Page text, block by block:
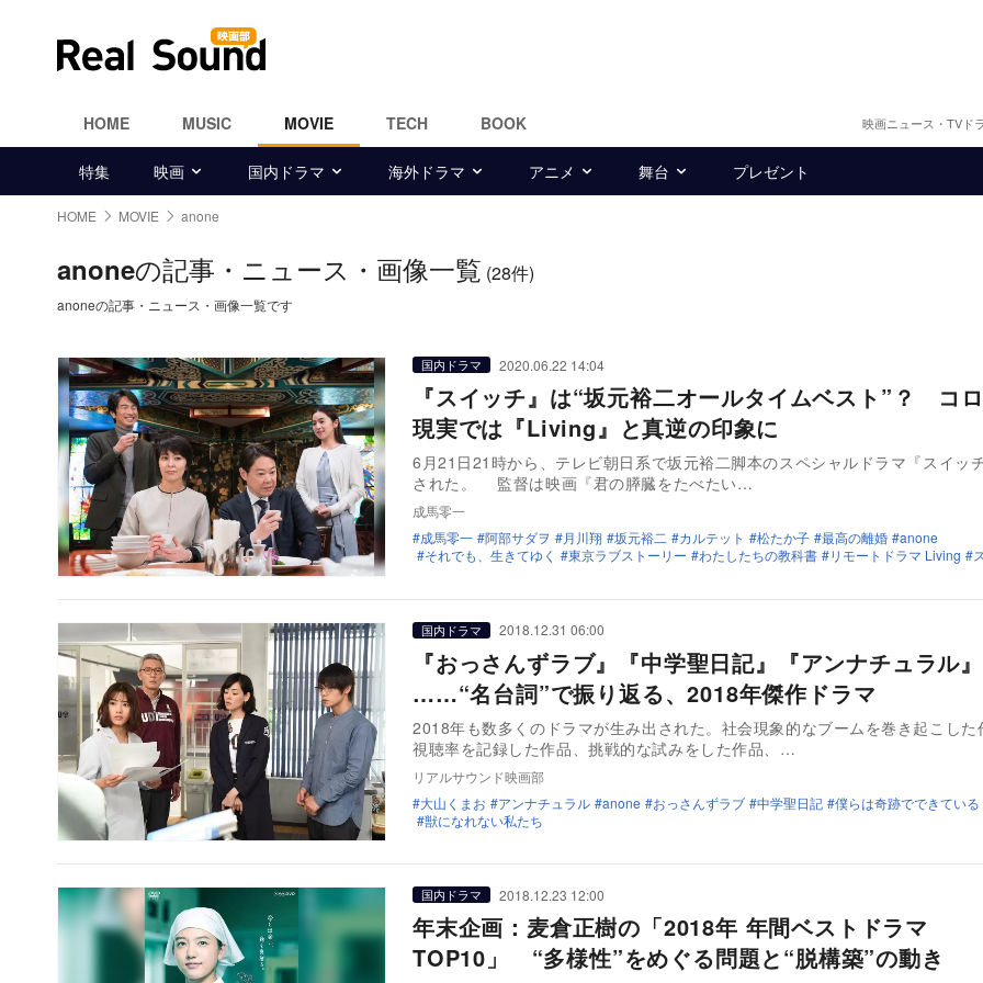
HOME MUSIC MOVIE TECH BOOK 映画ニュース・TVド
特集 映画 国内ドラマ 海外ドラマ アニメ 舞台 プレゼント
HOME MOVIE anone
anoneの記事・ニュース・画像一覧 (28件)
anoneの記事・ニュース・画像一覧です
国内ドラマ 2020.06.22 14:04
『スイッチ』は“坂元裕二オールタイムベスト”？ コ
現実では『Living』と真逆の印象に
6月21日21時から、テレビ朝日系で坂元裕二脚本のスペシャルドラマ『スイッ
された。 監督は映画『君の膵臓をたべたい…
成馬零一
成馬零一
阿部サダヲ 月川翔 坂元裕二 カルテット 松たか子 最高の離婚
anone
それでも、生きてゆく
東京ラブストーリー わたしたちの教科書 リモートドラマ Living
国内ドラマ 2018.12.31 06:00
『おっさんずラブ』『中学聖日記』『アンナチュラル』
……“名台詞”で振り返る、2018年傑作ドラマ
2018年も数多くのドラマが生み出された。社会現象的なブームを巻き起こした
視聴率を記録した作品、挑戦的な試みをした作品、…
リアルサウンド映画部
大山くまお
アンナチュラル anone おっさんずラブ 中学聖日記
僕らは奇跡でできている
獣になれない私たち
国内ドラマ 2018.12.23 12:00
年末企画：麦倉正樹の「2018年 年間ベストドラマ
TOP10」 “多様性”をめぐる問題と“脱構築”の動き